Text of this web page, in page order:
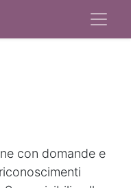
con domande e